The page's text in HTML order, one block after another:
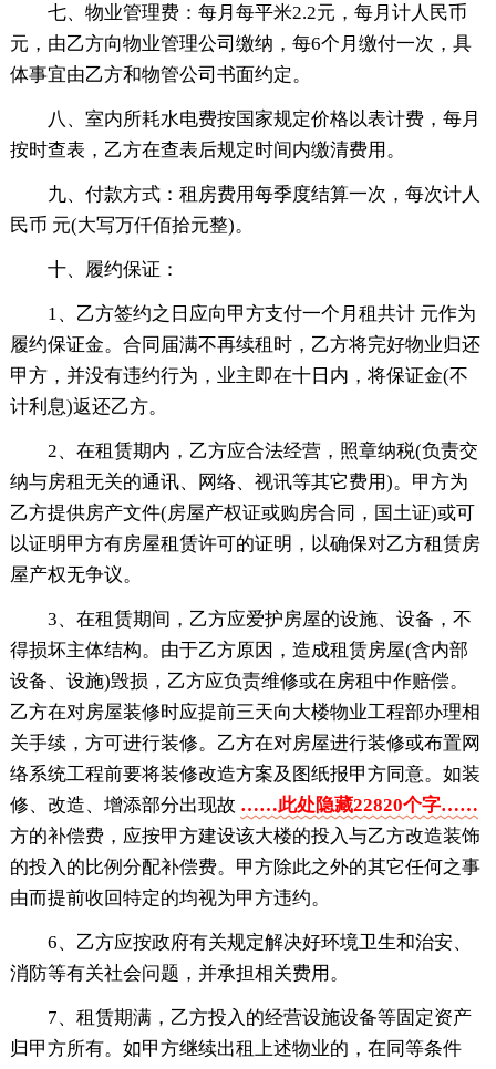
七、物业管理费：每月每平米2.2元，每月计人民币
元，由乙方向物业管理公司缴纳，每6个月缴付一次，具
体事宜由乙方和物管公司书面约定。
八、室内所耗水电费按国家规定价格以表计费，每月
按时查表，乙方在查表后规定时间内缴清费用。
九、付款方式：租房费用每季度结算一次，每次计人
民币 元(大写万仟佰拾元整)。
十、履约保证：
1、乙方签约之日应向甲方支付一个月租共计 元作为
履约保证金。合同届满不再续租时，乙方将完好物业归还
甲方，并没有违约行为，业主即在十日内，将保证金(不
计利息)返还乙方。
2、在租赁期内，乙方应合法经营，照章纳税(负责交
纳与房租无关的通讯、网络、视讯等其它费用)。甲方为
乙方提供房产文件(房屋产权证或购房合同，国土证)或可
以证明甲方有房屋租赁许可的证明，以确保对乙方租赁房
屋产权无争议。
3、在租赁期间，乙方应爱护房屋的设施、设备，不
得损坏主体结构。由于乙方原因，造成租赁房屋(含内部
设备、设施)毁损，乙方应负责维修或在房租中作赔偿。
乙方在对房屋装修时应提前三天向大楼物业工程部办理相
关手续，方可进行装修。乙方在对房屋进行装修或布置网
络系统工程前要将装修改造方案及图纸报甲方同意。如装
修、改造、增添部分出现故 ……此处隐藏22820个字……
方的补偿费，应按甲方建设该大楼的投入与乙方改造装饰
的投入的比例分配补偿费。甲方除此之外的其它任何之事
由而提前收回特定的均视为甲方违约。
6、乙方应按政府有关规定解决好环境卫生和治安、
消防等有关社会问题，并承担相关费用。
7、租赁期满，乙方投入的经营设施设备等固定资产
归甲方所有。如甲方继续出租上述物业的，在同等条件